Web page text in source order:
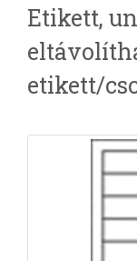
Etikett,
etikett/